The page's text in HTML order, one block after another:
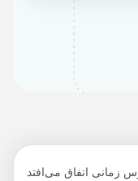
اتفاق می‌افتد